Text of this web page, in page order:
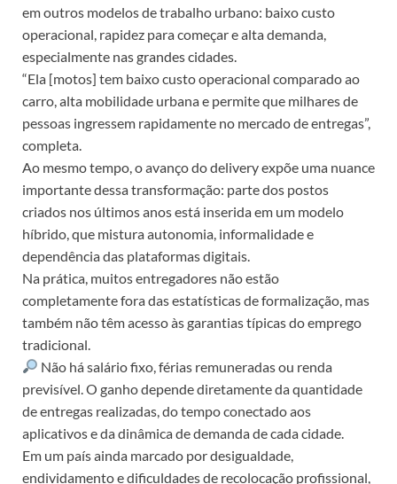
em outros modelos de trabalho urbano: baixo custo
operacional, rapidez para começar e alta demanda,
especialmente nas grandes cidades.
“Ela [motos] tem baixo custo operacional comparado ao
carro, alta mobilidade urbana e permite que milhares de
pessoas ingressem rapidamente no mercado de entregas”,
completa.
Ao mesmo tempo, o avanço do delivery expõe uma nuance
importante dessa transformação: parte dos postos
criados nos últimos anos está inserida em um modelo
híbrido, que mistura autonomia, informalidade e
dependência das plataformas digitais.
Na prática, muitos entregadores não estão
completamente fora das estatísticas de formalização, mas
também não têm acesso às garantias típicas do emprego
tradicional.
Não há salário fixo, férias remuneradas ou renda
previsível. O ganho depende diretamente da quantidade
de entregas realizadas, do tempo conectado aos
aplicativos e da dinâmica de demanda de cada cidade.
Em um país ainda marcado por desigualdade,
endividamento e dificuldades de recolocação profissional,